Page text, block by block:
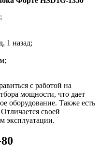
1 назад;
с работой на
мощности, что дает
оборудование. Также есть
своей
эксплуатации.